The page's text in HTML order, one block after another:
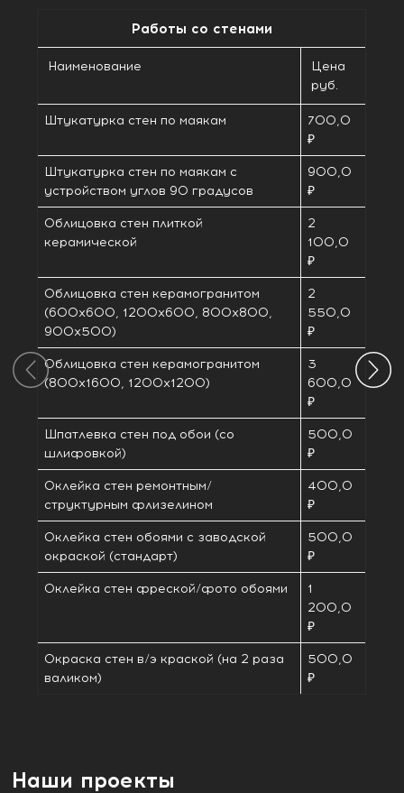
Работы со стенами
Наименование
Цена
руб.
Штукатурка стен по маякам
700,0
₽
Штукатурка стен по маякам с
устройством углов 90 градусов
900,0
₽
Облицовка стен плиткой
керамической
2
100,0
₽
Облицовка стен керамогранитом
(600х600, 1200х600, 800х800,
900х500)
2
550,0
₽
Облицовка стен керамогранитом
(800х1600, 1200х1200)
3
600,0
₽
Шпатлевка стен под обои (со
шлифовкой)
500,0
₽
Оклейка стен ремонтным/
структурным флизелином
400,0
₽
Оклейка стен обоями с заводской
окраской (стандарт)
500,0
₽
Оклейка стен фреской/фото обоями
1
200,0
₽
Окраска стен в/э краской (на 2 раза
валиком)
500,0
₽
Наши проекты